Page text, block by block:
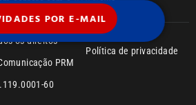
POR E-MAIL